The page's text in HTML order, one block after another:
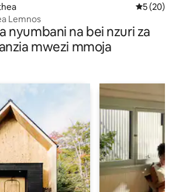
Ukadiriaji
5 (20)
Lemnos
nyumbani na bei nzuri za
mwezi mmoja